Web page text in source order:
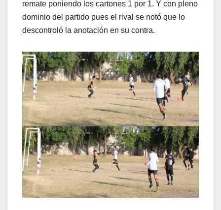
remate poniendo los cartones 1 por 1. Y con pleno
dominio del partido pues el rival se notó que lo
descontroló la anotación en su contra.